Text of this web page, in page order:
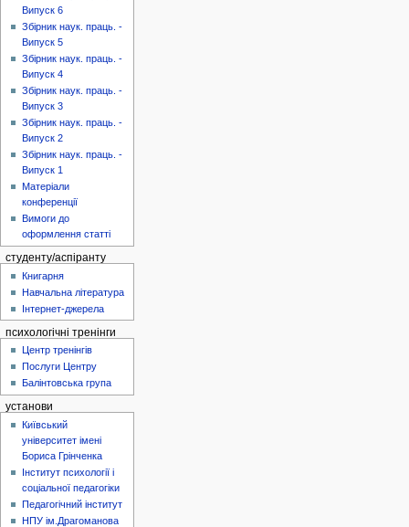
Випуск 6
Збірник наук. праць. -
Випуск 5
Збірник наук. праць. -
Випуск 4
Збірник наук. праць. -
Випуск 3
Збірник наук. праць. -
Випуск 2
Збірник наук. праць. -
Випуск 1
Матеріали
конференції
Вимоги до
оформлення статті
студенту/аспіранту
Книгарня
Навчальна література
Інтернет-джерела
психологічні тренінги
Центр тренінгів
Послуги Центру
Балінтовська група
установи
Київський
університет імені
Бориса Грінченка
Інститут психології і
соціальної педагогіки
Педагогічний інститут
НПУ ім.Драгоманова